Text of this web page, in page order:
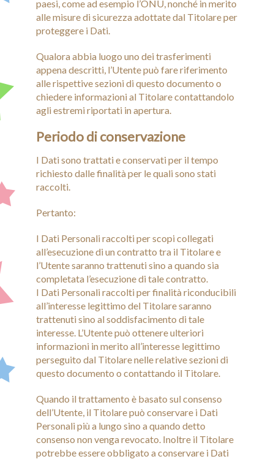
paesi, come ad esempio l’ONU, nonché in merito
alle misure di sicurezza adottate dal Titolare per
proteggere i Dati.
Qualora abbia luogo uno dei trasferimenti
appena descritti, l’Utente può fare riferimento
alle rispettive sezioni di questo documento o
chiedere informazioni al Titolare contattandolo
agli estremi riportati in apertura.
Periodo di conservazione
I Dati sono trattati e conservati per il tempo
richiesto dalle finalità per le quali sono stati
raccolti.
Pertanto:
I Dati Personali raccolti per scopi collegati
all’esecuzione di un contratto tra il Titolare e
l’Utente saranno trattenuti sino a quando sia
completata l’esecuzione di tale contratto.
I Dati Personali raccolti per finalità riconducibili
all’interesse legittimo del Titolare saranno
trattenuti sino al soddisfacimento di tale
interesse. L’Utente può ottenere ulteriori
informazioni in merito all’interesse legittimo
perseguito dal Titolare nelle relative sezioni di
questo documento o contattando il Titolare.
Quando il trattamento è basato sul consenso
dell’Utente, il Titolare può conservare i Dati
Personali più a lungo sino a quando detto
consenso non venga revocato. Inoltre il Titolare
potrebbe essere obbligato a conservare i Dati